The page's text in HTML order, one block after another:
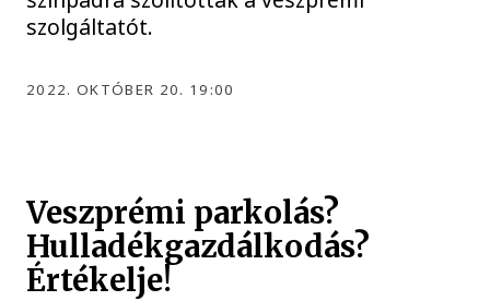
szolgáltatót.
2022. OKTÓBER 20. 19:00
Veszprémi parkolás?
Hulladékgazdálkodás?
Értékelje!